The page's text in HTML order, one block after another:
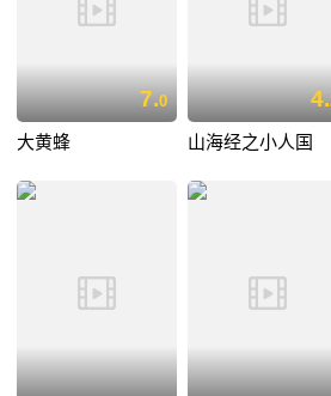
7.0
大黄蜂
4.
山海经之小人国